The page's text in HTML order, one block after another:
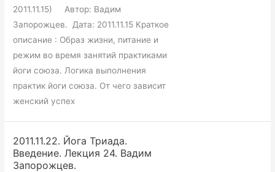
2011.11.15) Автор: Вадим
Запорожцев. Дата: 2011.11.15 Краткое
описание : Образ жизни, питание и
режим во время занятий практиками
йоги союза. Логика выполнения
практик йоги союза. От чего зависит
женский успех
2011.11.22. Йога Триада.
Введение. Лекция 24. Вадим
Запорожцев.